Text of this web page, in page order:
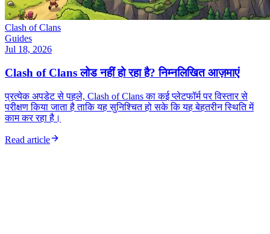
Clash of Clans
Guides
Jul 18, 2026
Clash of Clans लोड नहीं हो रहा है? निम्नलिखित आज़माएं
प्रत्येक अपडेट से पहले, Clash of Clans का कई प्लेटफॉर्म पर विस्तार से
परीक्षण किया जाता है ताकि यह सुनिश्चित हो सके कि यह बेहतरीन स्थिति में
काम कर रहा है।
Read article